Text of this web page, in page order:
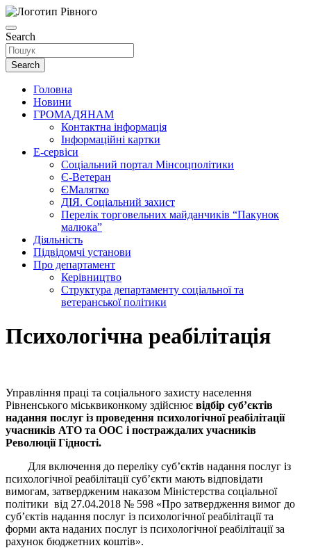
Search
Search
Головна
Новини
ГРОМАДЯНАМ
Контактна інформація
Інформаційні картки
Е-сервіси
Соціальний портал Мінсоцполітики
Є-Ветеран
ЄМалятко
ДІЯ. Соціальний захист
Перелік торговельних майданчиків “Пакунок
малюка”
Діяльність
Підвідомчі установи
Про департамент
Керівництво
Структура департаменту соціальної та
ветеранської політики
Психологічна реабілітація
Управління праці та соціального захисту населення
Рівненського міськвиконкому здійснює відбір суб’єктів
надання послуг із проведення психологічної реабілітації
учасників АТО та ООС і постраждалих учасників
Революції Гідності.
Для включення до переліку суб’єктів надання послуг із
психологічної реабілітації суб’єкти мають відповідати
вимогам, затвердженим наказом Міністерства соціальної
політики від 27.04.2018 № 598 «Про затвердження вимог до
суб’єктів надання послуг із психологічної реабілітації та
форми акта наданих послуг із психологічної реабілітації за
рахунок бюджетних коштів».